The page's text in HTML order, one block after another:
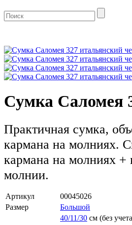
Сумка Саломея
Практичная сумка,
кармана на молниях.
кармана на молниях +
молнии.
Артикул
00045026
Размер
Большой
40/11/30 см (без